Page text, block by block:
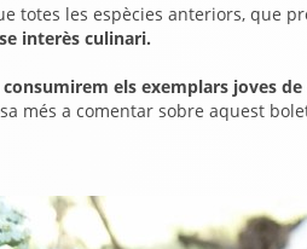
totes les espècies anteriors, que
interès culinari.
els exemplars joves de
més a comentar sobre aquest